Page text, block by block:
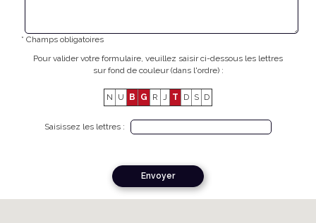
* Champs obligatoires
Pour valider votre formulaire, veuillez saisir ci-dessous les lettres
sur fond de couleur (dans l'ordre) :
N U B G R J T D S D
Saisissez les lettres :